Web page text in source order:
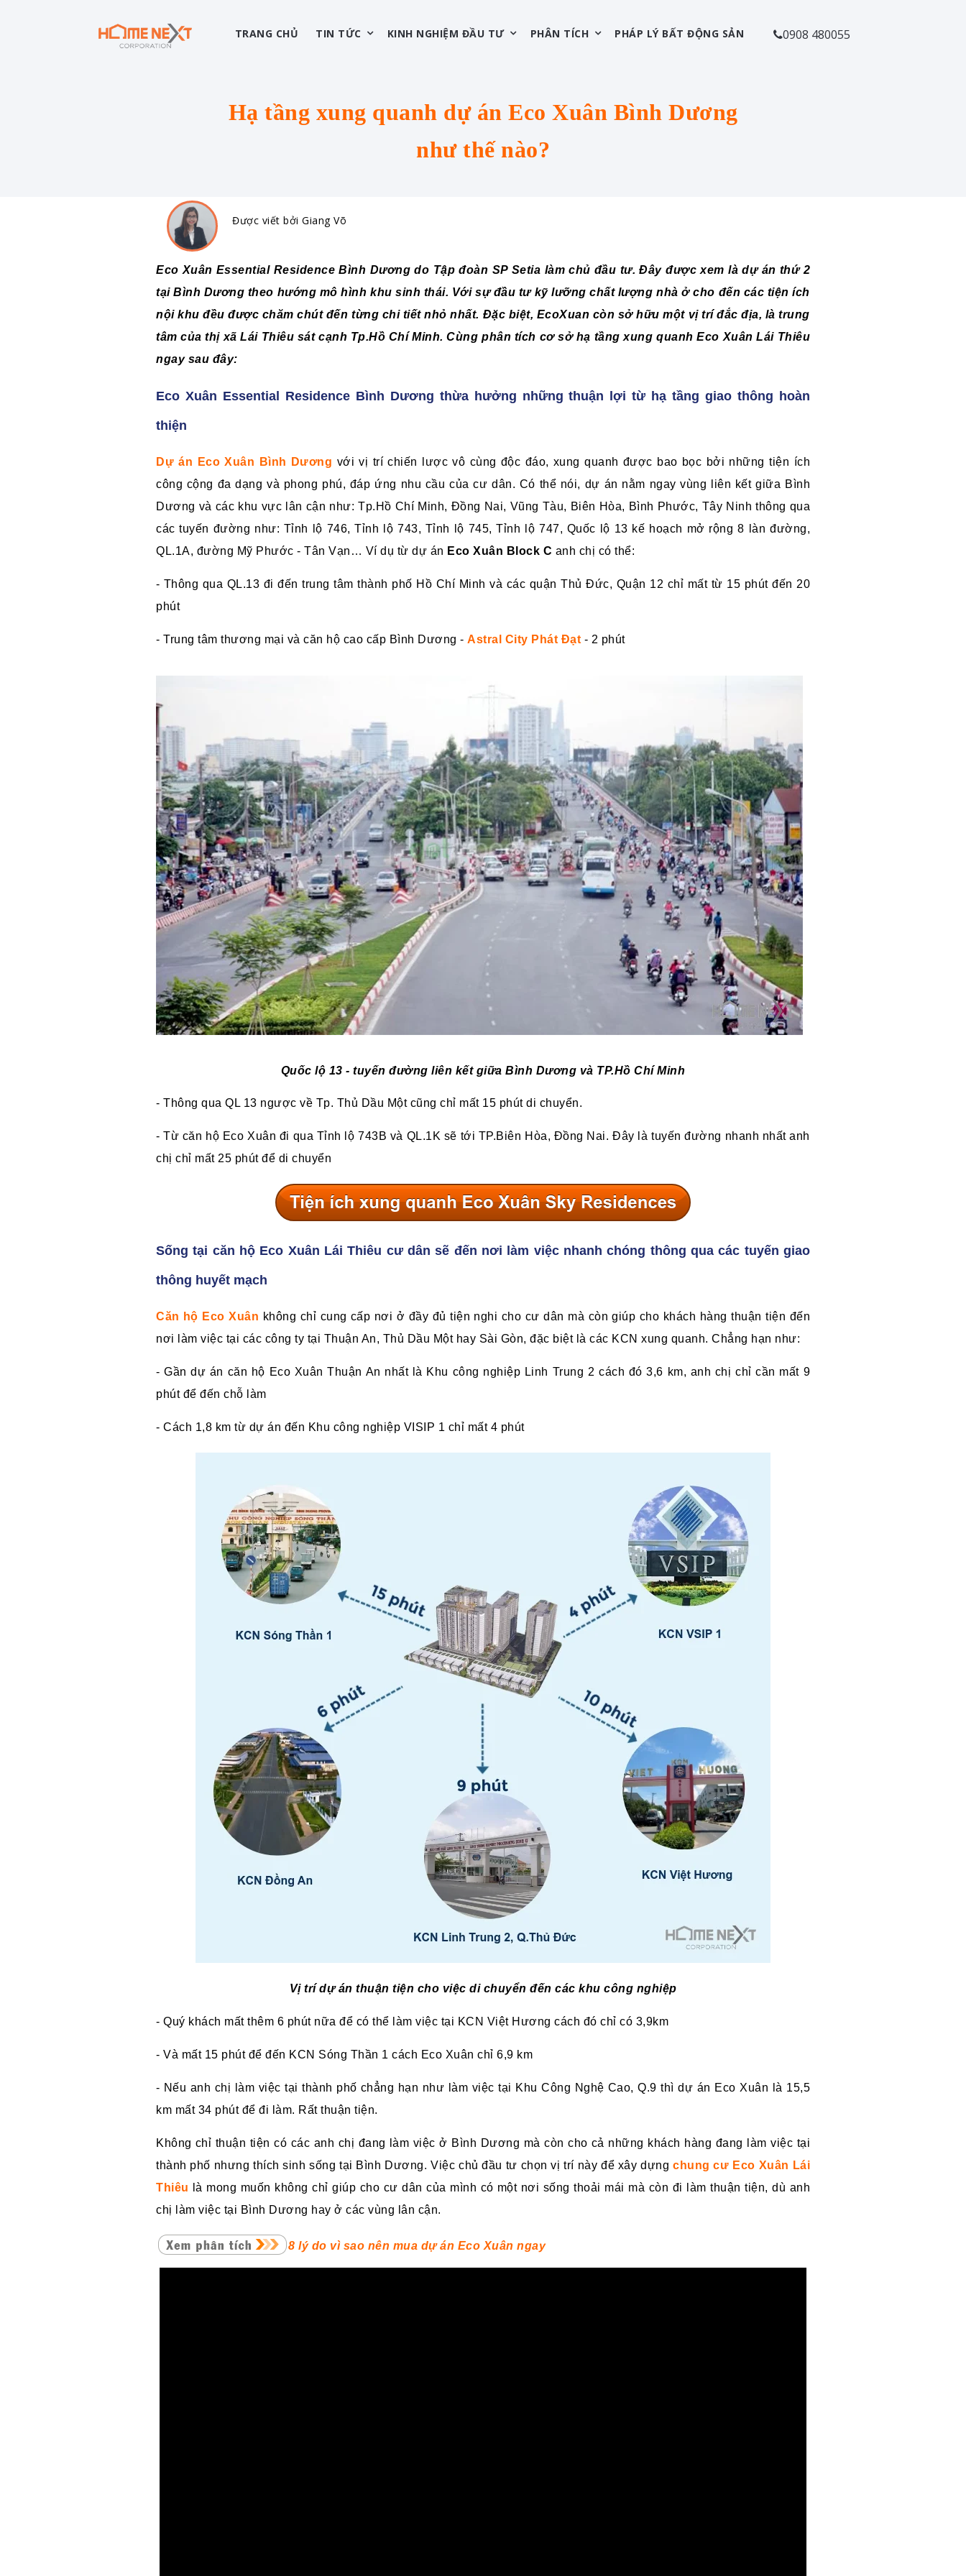
TRANG CHỦ TIN TỨC KINH NGHIỆM ĐẦU TƯ PHÂN TÍCH PHÁP LÝ BẤT ĐỘNG SẢN 0908 480055
Hạ tầng xung quanh dự án Eco Xuân Bình Dương
như thế nào?
Được viết bởi Giang Võ
Eco Xuân Essential Residence Bình Dương do Tập đoàn SP Setia làm chủ đầu tư. Đây được xem là dự án thứ 2
tại Bình Dương theo hướng mô hình khu sinh thái. Với sự đầu tư kỹ lưỡng chất lượng nhà ở cho đến các tiện ích
nội khu đều được chăm chút đến từng chi tiết nhỏ nhất. Đặc biệt, EcoXuan còn sở hữu một vị trí đắc địa, là trung
tâm của thị xã Lái Thiêu sát cạnh Tp.Hồ Chí Minh. Cùng phân tích cơ sở hạ tầng xung quanh Eco Xuân Lái Thiêu
ngay sau đây:
Eco Xuân Essential Residence Bình Dương thừa hưởng những thuận lợi từ hạ tầng giao thông hoàn
thiện
Dự án Eco Xuân Bình Dương với vị trí chiến lược vô cùng độc đáo, xung quanh được bao bọc bởi những tiện ích
công cộng đa dạng và phong phú, đáp ứng nhu cầu của cư dân. Có thể nói, dự án nằm ngay vùng liên kết giữa Bình
Dương và các khu vực lân cận như: Tp.Hồ Chí Minh, Đồng Nai, Vũng Tàu, Biên Hòa, Bình Phước, Tây Ninh thông qua
các tuyến đường như: Tỉnh lộ 746, Tỉnh lộ 743, Tỉnh lộ 745, Tỉnh lộ 747, Quốc lộ 13 kế hoạch mở rộng 8 làn đường,
QL.1A, đường Mỹ Phước - Tân Vạn… Ví dụ từ dự án Eco Xuân Block C anh chị có thể:
- Thông qua QL.13 đi đến trung tâm thành phố Hồ Chí Minh và các quận Thủ Đức, Quận 12 chỉ mất từ 15 phút đến 20
phút
- Trung tâm thương mại và căn hộ cao cấp Bình Dương - Astral City Phát Đạt - 2 phút
Quốc lộ 13 - tuyến đường liên kết giữa Bình Dương và TP.Hồ Chí Minh
- Thông qua QL 13 ngược về Tp. Thủ Dầu Một cũng chỉ mất 15 phút di chuyển.
- Từ căn hộ Eco Xuân đi qua Tỉnh lộ 743B và QL.1K sẽ tới TP.Biên Hòa, Đồng Nai. Đây là tuyến đường nhanh nhất anh
chị chỉ mất 25 phút để di chuyển
Sống tại căn hộ Eco Xuân Lái Thiêu cư dân sẽ đến nơi làm việc nhanh chóng thông qua các tuyến giao
thông huyết mạch
Căn hộ Eco Xuân không chỉ cung cấp nơi ở đầy đủ tiện nghi cho cư dân mà còn giúp cho khách hàng thuận tiện đến
nơi làm việc tại các công ty tại Thuận An, Thủ Dầu Một hay Sài Gòn, đặc biệt là các KCN xung quanh. Chẳng hạn như:
- Gần dự án căn hộ Eco Xuân Thuận An nhất là Khu công nghiệp Linh Trung 2 cách đó 3,6 km, anh chị chỉ cần mất 9
phút để đến chỗ làm
- Cách 1,8 km từ dự án đến Khu công nghiệp VISIP 1 chỉ mất 4 phút
Vị trí dự án thuận tiện cho việc di chuyển đến các khu công nghiệp
- Quý khách mất thêm 6 phút nữa để có thể làm việc tại KCN Việt Hương cách đó chỉ có 3,9km
- Và mất 15 phút để đến KCN Sóng Thần 1 cách Eco Xuân chỉ 6,9 km
- Nếu anh chị làm việc tại thành phố chẳng hạn như làm việc tại Khu Công Nghệ Cao, Q.9 thì dự án Eco Xuân là 15,5
km mất 34 phút để đi làm. Rất thuận tiện.
Không chỉ thuận tiện có các anh chị đang làm việc ở Bình Dương mà còn cho cả những khách hàng đang làm việc tại
thành phố nhưng thích sinh sống tại Bình Dương. Việc chủ đầu tư chọn vị trí này để xây dựngchung cư Eco Xuân Lái
Thiêu
là mong muốn không chỉ giúp cho cư dân của mình có một nơi sống thoải mái mà còn đi làm thuận tiện, dù anh
chị làm việc tại Bình Dương hay ở các vùng lân cận.
8 lý do vì sao nên mua dự án Eco Xuân ngay